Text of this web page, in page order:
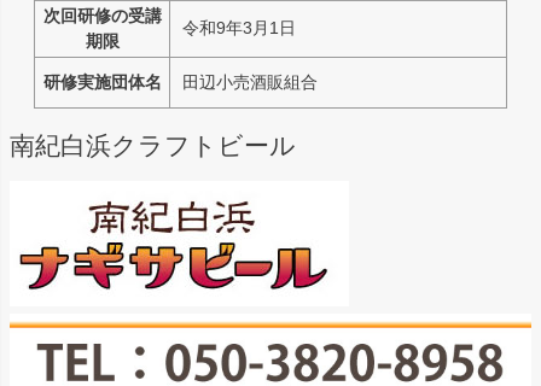
次回研修の受講
期限
令和9年3月1日
研修実施団体名 田辺小売酒販組合
南紀白浜クラフトビール